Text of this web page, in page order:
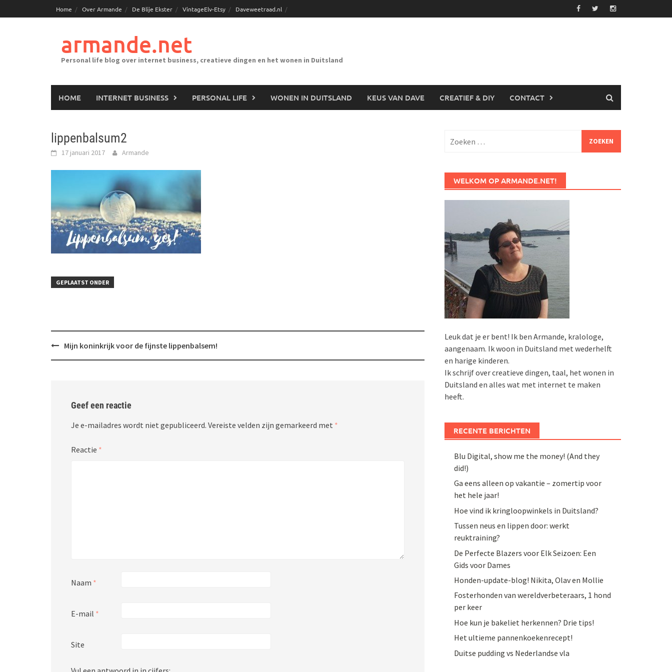
naar
Home Over Armande De Blije Ekster VintageElv-Etsy Daveweetraad.nl
armande.net
Personal life blog over internet business, creatieve dingen en het wonen in Duitsland
HOME INTERNET BUSINESS PERSONAL LIFE WONEN IN DUITSLAND KEUS VAN DAVE CREATIEF & DIY CONTACT
lippenbalsum2
17 januari 2017 Armande
GEPLAATST ONDER
BerichtMijn koninkrijk voor de fijnste lippenbalsem!
Geef een reactie
Je e-mailadres wordt niet gepubliceerd. Vereiste velden zijn gemarkeerd met *
Reactie *
Naam *
E-mail *
Site
naar:
WELKOM OP ARMANDE.NET!
Leuk dat je er bent! Ik ben Armande, kralologe,
aangenaam. Ik woon in Duitsland met wederhelft
en harige kinderen.
Ik schrijf over creatieve dingen, taal, het wonen in
Duitsland en alles wat met internet te maken
heeft.
RECENTE BERICHTEN
Blu Digital, show me the money! (And they
did!)
Ga eens alleen op vakantie – zomertip voor
het hele jaar!
Hoe vind ik kringloopwinkels in Duitsland?
Tussen neus en lippen door: werkt
reuktraining?
De Perfecte Blazers voor Elk Seizoen: Een
Gids voor Dames
Honden-update-blog! Nikita, Olav en Mollie
Fosterhonden van wereldverbeteraars, 1 hond
per keer
Hoe kun je bakeliet herkennen? Drie tips!
Het ultieme pannenkoekenrecept!
Duitse pudding vs Nederlandse vla